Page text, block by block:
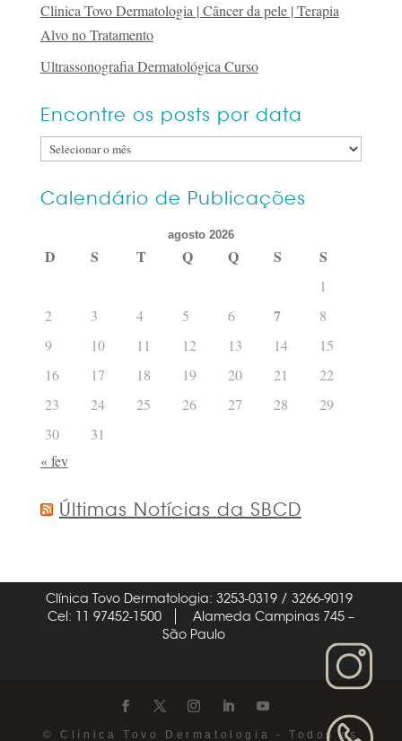
Clinica Tovo Dermatologia | Câncer da pele | Terapia
Alvo no Tratamento
Ultrassonografia Dermatológica Curso
Encontre os posts por data
Encontre
posts
Calendário de Publicações
agosto 2026
D S T Q Q S S
1
2
3 4 5 6 7
8
9
10 11 12 13 14
15
16
17 18 19 20 21
22
23
24 25 26 27 28
29
30
31
« fev
Últimas Notícias da SBCD
Clínica Tovo Dermatologia: 3253-0319 / 3266-9019
Cel: 11 97452-1500
Alameda Campinas 745 –
São Paulo
© Clínica Tovo Dermatologia - Todos os